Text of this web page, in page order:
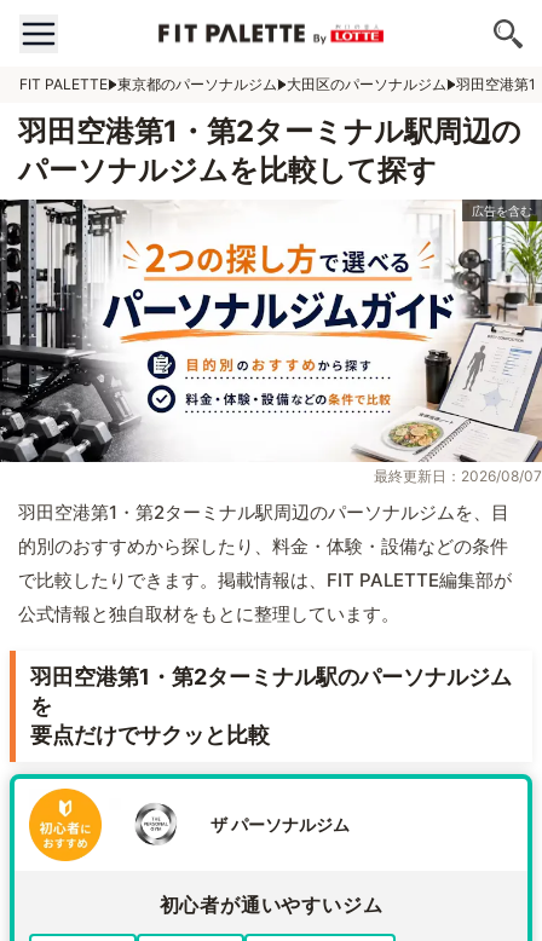
FIT PALETTE 東京都のパーソナルジム 大田区のパーソナルジム 羽田空港第1
羽田空港第1・第2ターミナル駅周辺の
パーソナルジムを比較して探す
最終更新日：2026/08/07
羽田空港第1・第2ターミナル駅周辺のパーソナルジムを、目
的別のおすすめから探したり、料金・体験・設備などの条件
で比較したりできます。掲載情報は、FIT PALETTE編集部が
公式情報と独自取材をもとに整理しています。
羽田空港第1・第2ターミナル駅のパーソナルジム
を
要点だけでサクッと比較
ザ パーソナルジム
初心者が通いやすいジム